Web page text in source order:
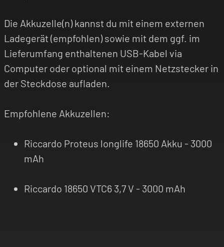
Die Akkuzelle(n) kannst du mit einem externen
Ladegerät (empfohlen) sowie mit dem ggf. im
Lieferumfang enthaltenen USB-Kabel via
Computer oder optional mit einem Netzstecker in
der Steckdose aufladen.
Empfohlene Akkuzellen:
Riccardo Proteus longlife 18650 Akku - 3000
mAh
Riccardo 18650 VTC6 3,7 V - 3000 mAh